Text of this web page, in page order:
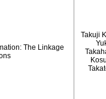
The Linkage
Takuji